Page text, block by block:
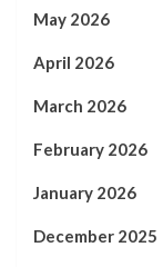
May 2026
April 2026
March 2026
February 2026
January 2026
December 2025